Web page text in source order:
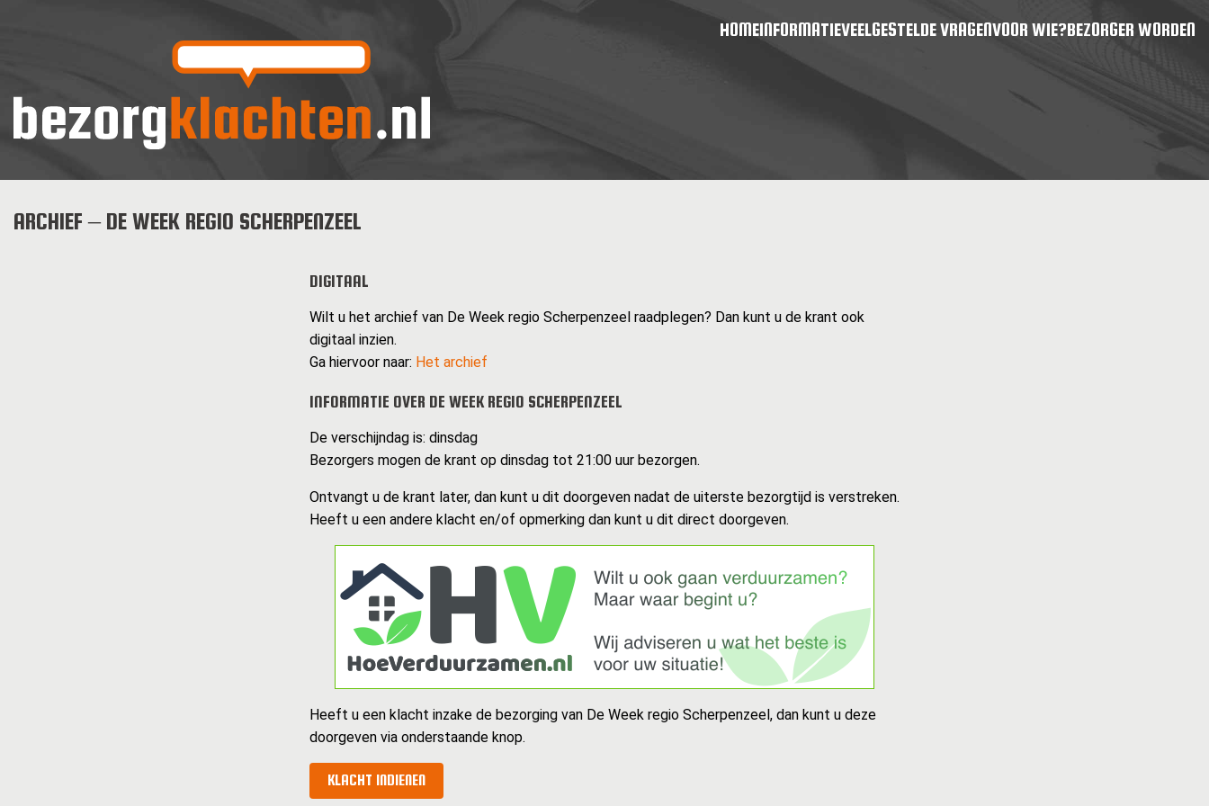
HOMEINFORMATIEVEELGESTELDE VRAGENVOOR WIE?BEZORGER WORDEN
ARCHIEF – DE WEEK REGIO SCHERPENZEEL
DIGITAAL
Wilt u het archief van De Week regio Scherpenzeel raadplegen? Dan kunt u de krant ook
digitaal inzien.
Ga hiervoor naar: Het archief
INFORMATIE OVER DE WEEK REGIO SCHERPENZEEL
De verschijndag is: dinsdag
Bezorgers mogen de krant op dinsdag tot 21:00 uur bezorgen.
Ontvangt u de krant later, dan kunt u dit doorgeven nadat de uiterste bezorgtijd is verstreken.
Heeft u een andere klacht en/of opmerking dan kunt u dit direct doorgeven.
Heeft u een klacht inzake de bezorging van De Week regio Scherpenzeel, dan kunt u deze
doorgeven via onderstaande knop.
KLACHT INDIENEN